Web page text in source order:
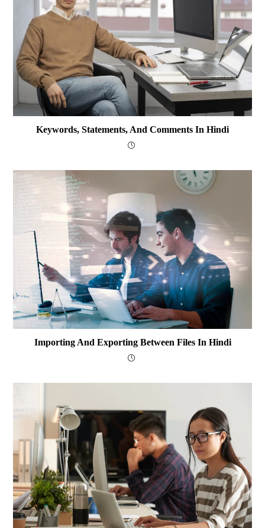
Keywords, Statements, And Comments In Hindi
Importing And Exporting Between Files In Hindi